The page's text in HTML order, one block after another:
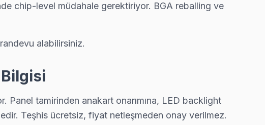
chip-level müdahale gerektiriyor. BGA reballing ve
alabilirsiniz.
Panel tamirinden anakart onarımına, LED backlight
Teşhis ücretsiz, fiyat netleşmeden onay verilmez.